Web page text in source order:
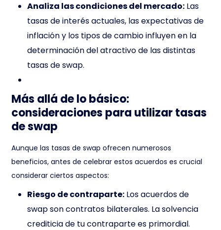
Analiza las condiciones del mercado: Las
tasas de interés actuales, las expectativas de
inflación y los tipos de cambio influyen en la
determinación del atractivo de las distintas
tasas de swap.
Más allá de lo básico:
consideraciones para utilizar tasas
de swap
Aunque las tasas de swap ofrecen numerosos
beneficios, antes de celebrar estos acuerdos es crucial
considerar ciertos aspectos:
Riesgo de contraparte: Los acuerdos de
swap son contratos bilaterales. La solvencia
crediticia de tu contraparte es primordial.